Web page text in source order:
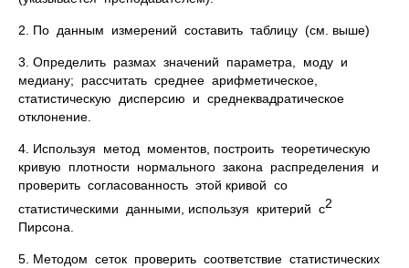
2. По данным измерений составить таблицу (см. выше)
3. Определить размах значений параметра, моду и
медиану; рассчитать среднее арифметическое,
статистическую дисперсию и среднеквадратическое
отклонение.
4. Используя метод моментов, построить теоретическую
кривую плотности нормального закона распределения и
проверить согласованность этой кривой со
статистическими данными, используя критерий c2
Пирсона.
5. Методом сеток проверить соответствие статистических